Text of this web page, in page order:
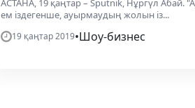
ем іздегенше, ауырмаудың жолын із...
19 қаңтар 2019•Шоу-бизнес